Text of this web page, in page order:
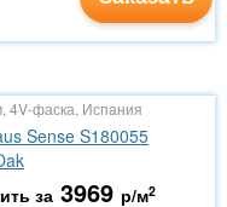
4V-фаска, Испания
Sense S180055
за 3969 р/м2